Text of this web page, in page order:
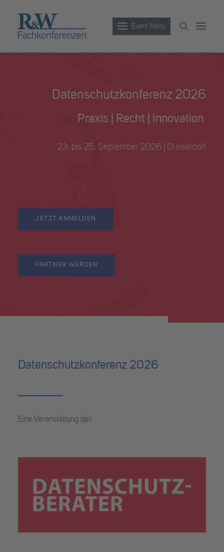
Event Menü
Partner werden
Newsletter
Datenschutzkonferenz 2026
Praxis | Recht | Innovation
23. bis 25. September 2026 | Düsseldorf
JETZT ANMELDEN
PARTNER WERDEN
Datenschutzkonferenz 2026
Eine Veranstaltung des